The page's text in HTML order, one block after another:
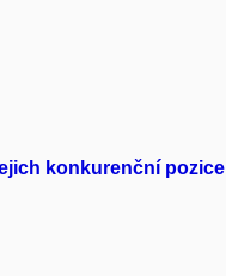
konkurenční pozice